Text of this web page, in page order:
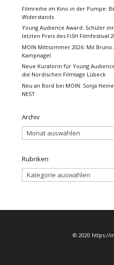
Filmreihe im Kino in der Pumpe:
Widerstands
Young Audience Award:
letzten Preis des FiSH Filmfestival
MOIN Mittsommer 2026: Mit
Kampnagel
Neue Kuratorin für Young
die Nordischen Filmtage Lübeck
Neu an Bord bei MOIN: Sonja
NEST
Archiv
Archiv
Rubriken
Rubriken
© 2020 https://